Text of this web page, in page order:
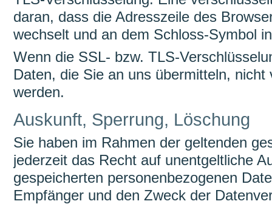
daran, dass die Adresszeile des
wechselt und an dem Schloss-Symbol
Wenn die SSL- bzw. TLS-
Daten, die Sie an uns übermitteln,
werden.
Auskunft, Sperrung, Löschung
Sie haben im Rahmen der geltenden
jederzeit das Recht auf unentgeltliche
gespeicherten personenbezogenen
Empfänger und den Zweck der